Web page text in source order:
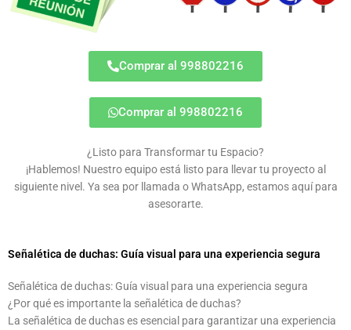
Comprar al 998802216
Comprar al 998802216
¿Listo para Transformar tu Espacio?
¡Hablemos! Nuestro equipo está listo para llevar tu proyecto al
siguiente nivel. Ya sea por llamada o WhatsApp, estamos aquí para
asesorarte.
Señalética de duchas: Guía visual para una experiencia segura
Señalética de duchas: Guía visual para una experiencia segura
¿Por qué es importante la señalética de duchas?
La señalética de duchas es esencial para garantizar una experiencia